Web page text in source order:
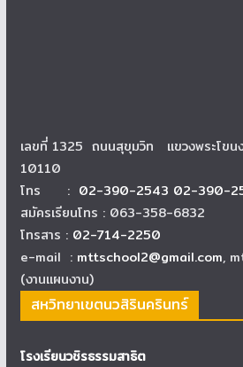
เลขที่ 1325 ถนนสุขุมวิท แขวงพระโขน
10110
โทร : 02-390-2543 02-390-
สมัครเรียนโทร : 063-358-6832
โทรสาร : 02-714-2250
e-mail : mttschool2@gmail.com,
(งานแผนงาน)
สหวิทยาเขตนวสิรินครินทร์
โรงเรียนวชิรธรรมสาธิต